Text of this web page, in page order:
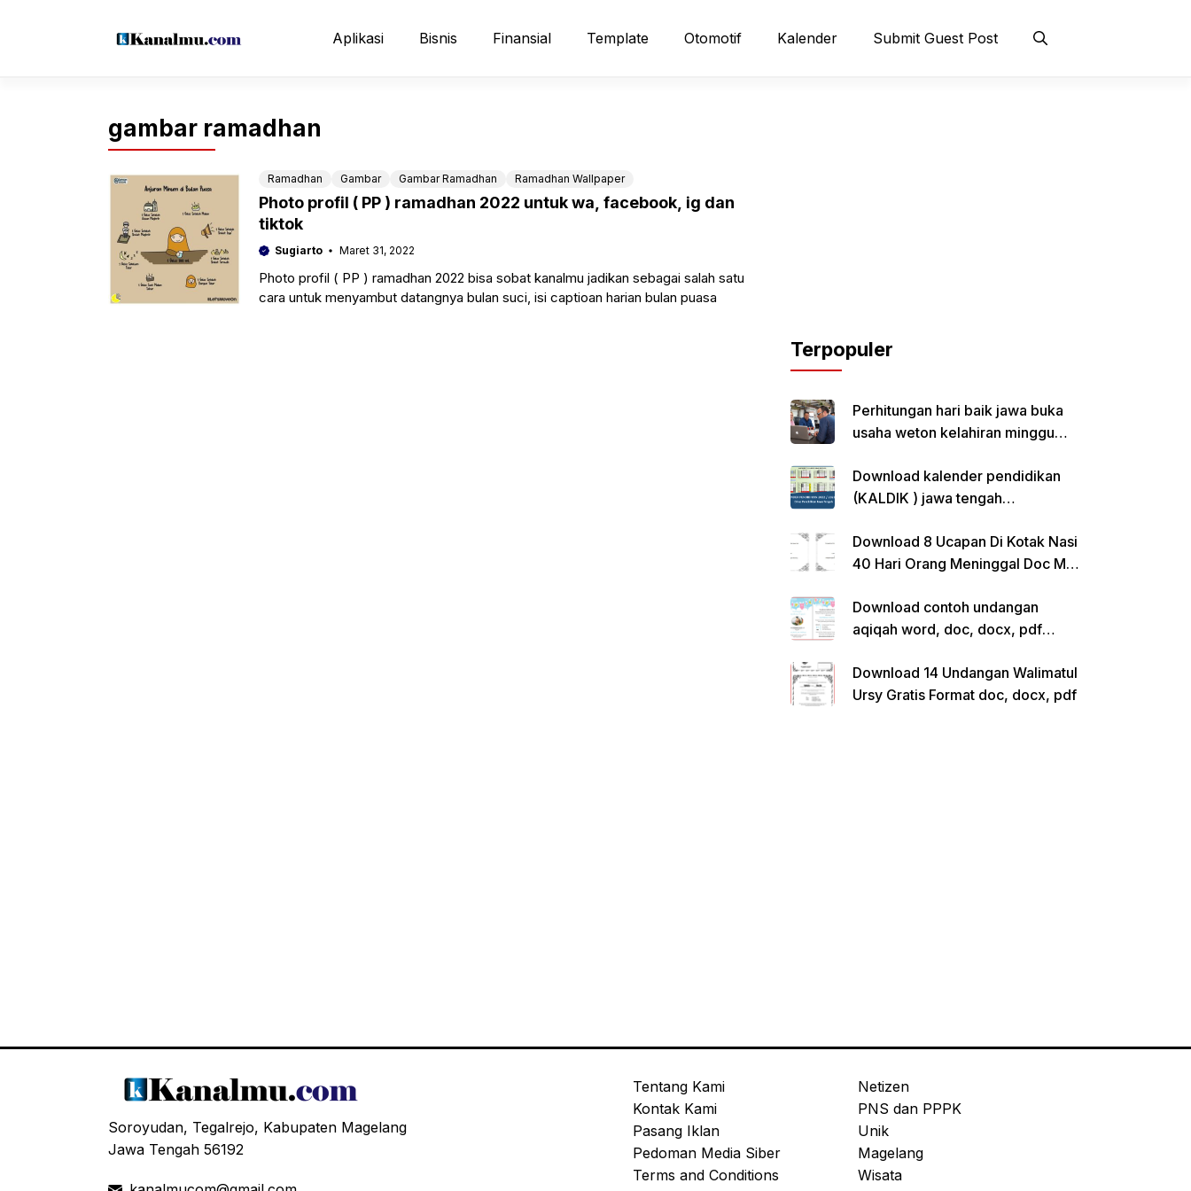
Aplikasi Bisnis Finansial Template Otomotif Kalender Submit Guest Post
gambar ramadhan
Ramadhan Gambar Gambar Ramadhan Ramadhan Wallpaper
Photo profil ( PP ) ramadhan 2022 untuk wa, facebook, ig dan
tiktok
Sugiarto Maret 31, 2022
Photo profil ( PP ) ramadhan 2022 bisa sobat kanalmu jadikan sebagai salah satu
cara untuk menyambut datangnya bulan suci, isi captioan harian bulan puasa
Terpopuler
Perhitungan hari baik jawa buka
usaha weton kelahiran minggu
Download kalender pendidikan
(KALDIK ) jawa tengah
Download 8 Ucapan Di Kotak Nasi
40 Hari Orang Meninggal Doc Ms.
Download contoh undangan
aqiqah word, doc, docx, pdf
Download 14 Undangan Walimatul
Ursy Gratis Format doc, docx, pdf
Soroyudan, Tegalrejo, Kabupaten Magelang
Jawa Tengah 56192
Tentang Kami
Kontak Kami
Pasang Iklan
Pedoman Media Siber
Terms and Conditions
Netizen
PNS dan PPPK
Unik
Magelang
Wisata